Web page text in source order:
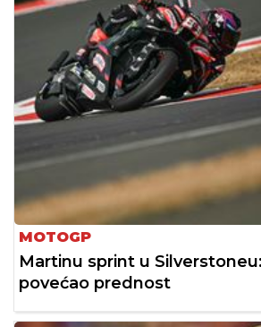
MOTOGP
Martinu sprint u
povećao prednost